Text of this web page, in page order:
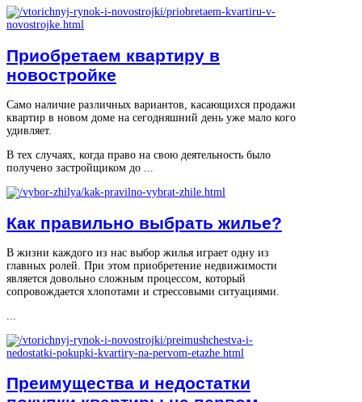
Приобретаем квартиру в
новостройке
Само наличие различных вариантов, касающихся продажи
квартир в новом доме на сегодняшний день уже мало кого
удивляет.
В тех случаях, когда право на свою деятельность было
получено застройщиком до ...
Как правильно выбрать жилье?
В жизни каждого из нас выбор жилья играет одну из
главных ролей. При этом приобретение недвижимости
является довольно сложным процессом, который
сопровождается хлопотами и стрессовыми ситуациями.
...
Преимущества и недостатки